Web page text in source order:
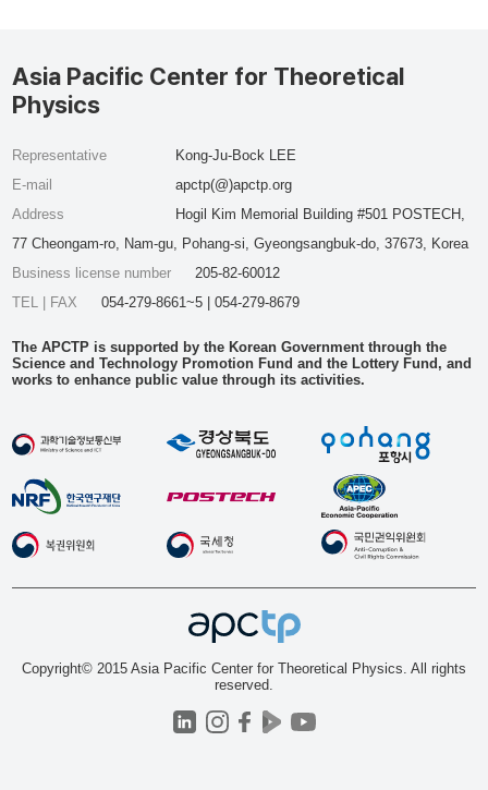
Asia Pacific Center for Theoretical
Physics
Representative
Kong-Ju-Bock LEE
E-mail
apctp(@)apctp.org
Address
Hogil Kim Memorial Building #501 POSTECH,
77 Cheongam-ro, Nam-gu, Pohang-si, Gyeongsangbuk-do, 37673, Korea
Business license number
205-82-60012
TEL | FAX
054-279-8661~5 | 054-279-8679
The APCTP is supported by the Korean Government through the
Science and Technology Promotion Fund and the Lottery Fund, and
works to enhance public value through its activities.
Copyright© 2015 Asia Pacific Center for Theoretical Physics. All rights
reserved.